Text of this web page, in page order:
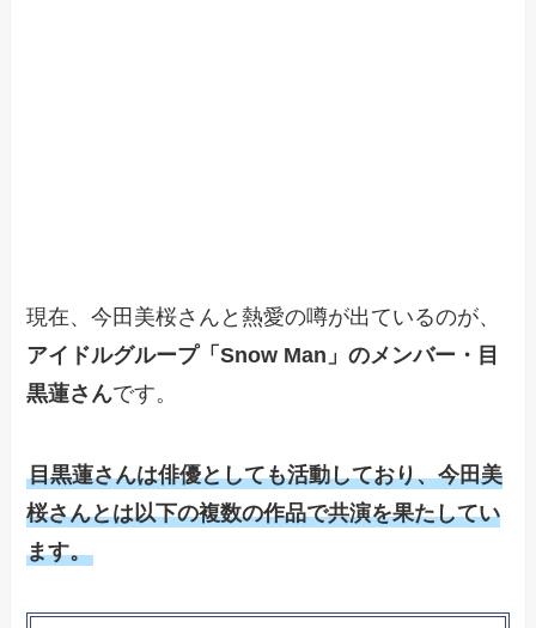
現在、今田美桜さんと熱愛の噂が出ているのが、
アイドルグループ「Snow Man」のメンバー・目
黒蓮さんです。
目黒蓮さんは俳優としても活動しており、今田美
桜さんとは以下の複数の作品で共演を果たしてい
ます。